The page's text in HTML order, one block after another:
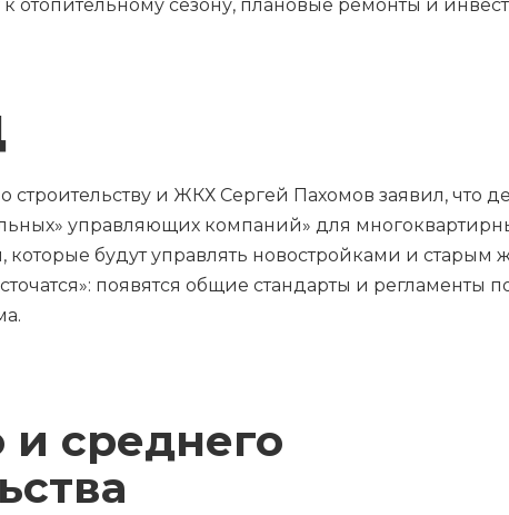
к отопительному сезону, плановые ремонты и
и ЖКХ Сергей Пахомов заявил, что
управляющих компаний» для
будут управлять новостройками и
появятся общие стандарты и регламенты
среднего